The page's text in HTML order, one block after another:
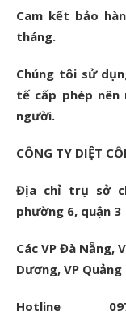
Cam kết bảo
tháng.
Chúng tôi sử
tế cấp phép
người.
CÔNG TY DIỆT
Địa chỉ trụ sở
phường 6, quận 3
Các VP Đà Nẵng,
Dương, VP
Hotline